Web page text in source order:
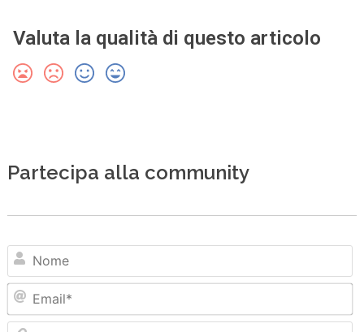
Valuta la qualità di questo articolo
Partecipa alla community